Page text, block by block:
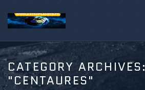
CATEGORY ARCHIVES:
"CENTAURES"